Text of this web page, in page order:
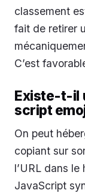
classement
fait de retirer
C’est
Existe-t-il
script
On peut
copiant sur
l’URL dans
JavaScript